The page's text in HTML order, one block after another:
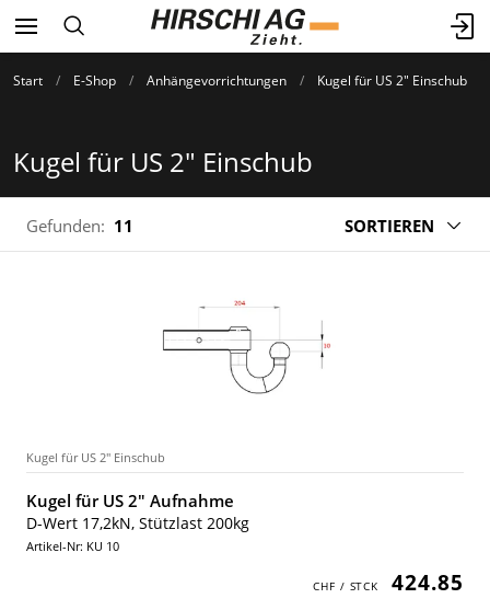
Start E-Shop Anhängevorrichtungen Kugel für US 2" Einschub
Kugel für US 2" Einschub
Gefunden: 11 SORTIEREN
Kugel für US 2" Einschub
Kugel für US 2" Aufnahme
D-Wert 17,2kN, Stützlast 200kg
Artikel-Nr: KU 10
424.85